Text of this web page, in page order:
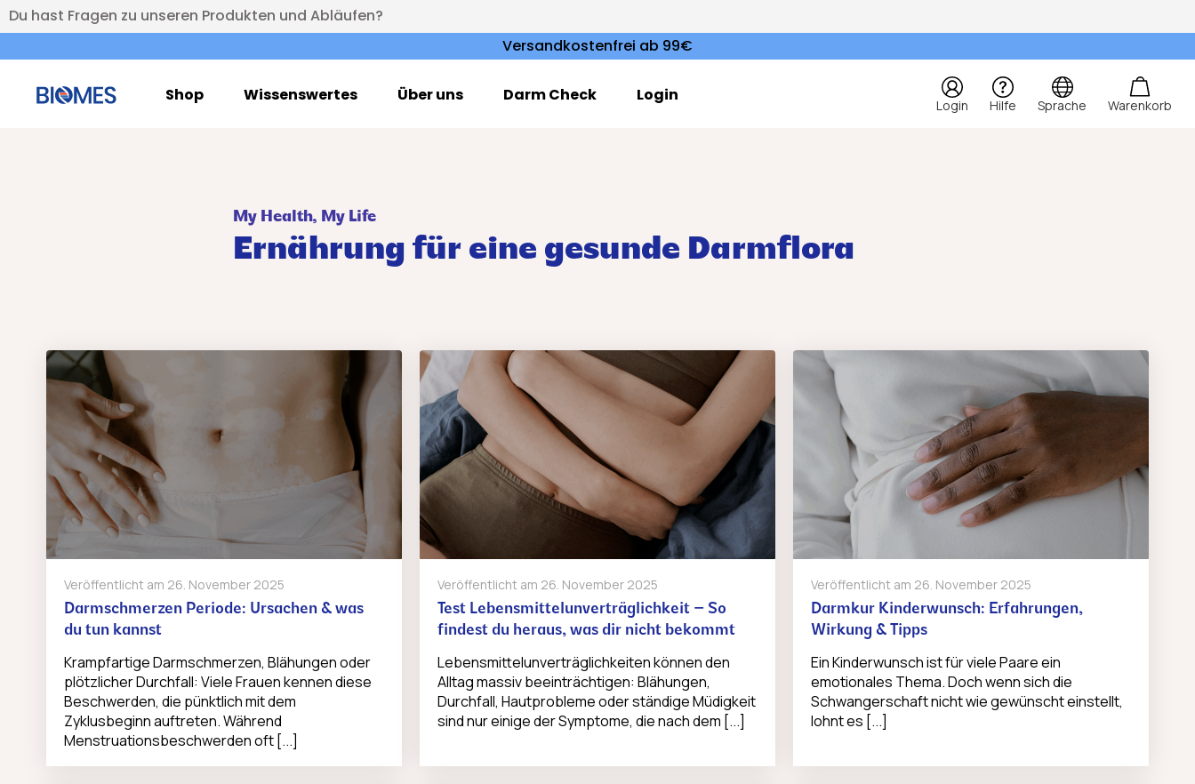
Du hast Fragen zu unseren Produkten und Abläufen?
Versandkostenfrei ab 99€
Shop Wissenswertes Über uns Darm Check Login
Login Hilfe Sprache Warenkorb
My Health, My Life
Ernährung für eine gesunde Darmflora
Veröffentlicht am 26. November 2025
Darmschmerzen Periode: Ursachen & was
du tun kannst
Krampfartige Darmschmerzen, Blähungen oder
plötzlicher Durchfall: Viele Frauen kennen diese
Beschwerden, die pünktlich mit dem
Zyklusbeginn auftreten. Während
Menstruationsbeschwerden oft [...]
Veröffentlicht am 26. November 2025
Test Lebensmittelunverträglichkeit – So
findest du heraus, was dir nicht bekommt
Lebensmittelunverträglichkeiten können den
Alltag massiv beeinträchtigen: Blähungen,
Durchfall, Hautprobleme oder ständige Müdigkeit
sind nur einige der Symptome, die nach dem [...]
Veröffentlicht am 26. November 2025
Darmkur Kinderwunsch: Erfahrungen,
Wirkung & Tipps
Ein Kinderwunsch ist für viele Paare ein
emotionales Thema. Doch wenn sich die
Schwangerschaft nicht wie gewünscht einstellt,
lohnt es [...]